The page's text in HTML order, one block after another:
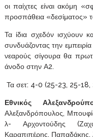
οι παίχτες είναι ακόμη
προσπάθεια «δεσίματος»
Τα ίδια σχεδόν ισχύουν
συνδυάζοντας την
νεαρούς σίγουρα θα
άνοδο στην Α2.
Τα σετ: 4-0 (25-23, 25-
Εθνικός
Αλεξανδρόπουλος,
λ- Αρχοντούδης
Καραπιπέρης,